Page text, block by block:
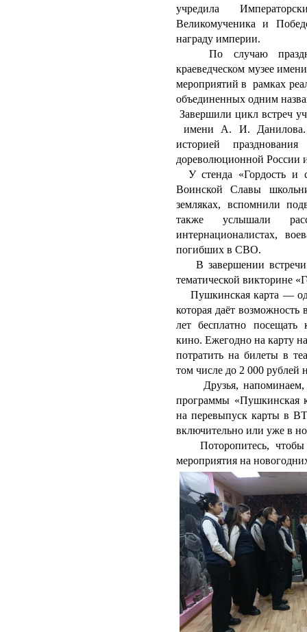
учредила
Великомученика и
награду империи.
По случаю
краеведческом музее
мероприятий в рамках
объединенных одним
Завершили цикл встреч
имени А. И. Данилова.
историей
дореволюционной России
У стенда «Гордость и
Воинской Славы
земляках, вспомнили
также услышали
интернационалистах,
погибших в СВО.
В завершении встречи
тематической викторине
Пушкинская карта —
которая даёт возможность
лет бесплатно посещать
кино. Ежегодно на карту
потратить на билеты в
том числе до 2 000 рублей
Друзья, напоминаем,
программы «Пушкинская
на перевыпуск карты в
включительно или уже в
Поторопитесь, чтобы
мероприятия на